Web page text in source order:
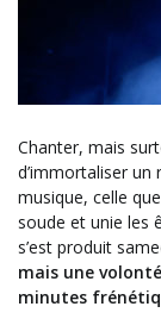
Chanter, mais
d’immortaliser un
musique, celle
soude et unie les
s’est produit
mais une
minutes